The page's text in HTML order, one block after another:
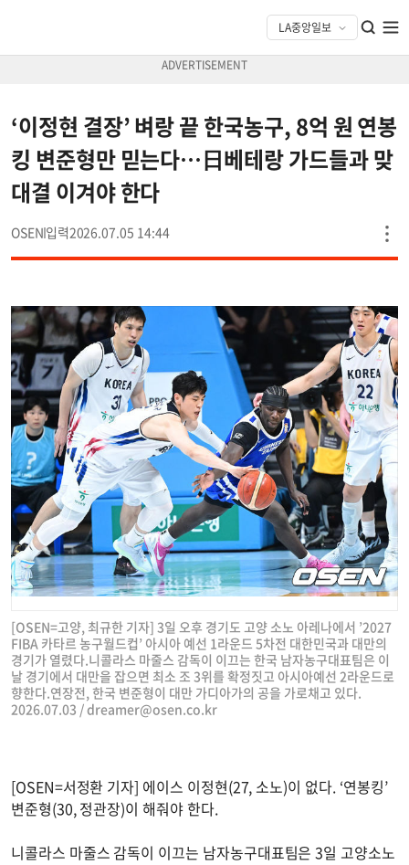
‘이정현 결장’ 벼랑 끝 한국농구, 8억 원 연봉
킹 변준형만 믿는다…日베테랑 가드들과 맞
대결 이겨야 한다
OSEN 2026.07.05 14:44
[OSEN=고양, 최규한 기자] 3일 오후 경기도 고양 소노 아레나에서 ’2027
FIBA 카타르 농구월드컵’ 아시아 예선 1라운드 5차전 대한민국과 대만의
경기가 열렸다.니콜라스 마줄스 감독이 이끄는 한국 남자농구대표팀은 이
날 경기에서 대만을 잡으면 최소 조 3위를 확정짓고 아시아예선 2라운드로
향한다.연장전, 한국 변준형이 대만 가디아가의 공을 가로채고 있다.
2026.07.03 /dreamer@osen.co.kr
[OSEN=서정환 기자] 에이스 이정현(27, 소노)이 없다. ‘연봉킹’
변준형(30, 정관장)이 해줘야 한다.
니콜라스 마줄스 감독이 이끄는 남자농구대표팀은 3일 고양소노